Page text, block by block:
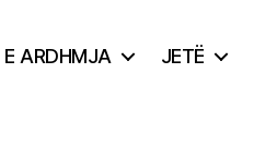
E ARDHMJA JETË